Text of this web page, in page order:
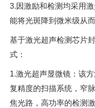
3.因激励和检测均采用
能将光斑降到微米级从
基于激光超声检测芯片
式：
1.激光超声显微镜：该
复精度的扫描系统，窄
焦光路，高功率的检测